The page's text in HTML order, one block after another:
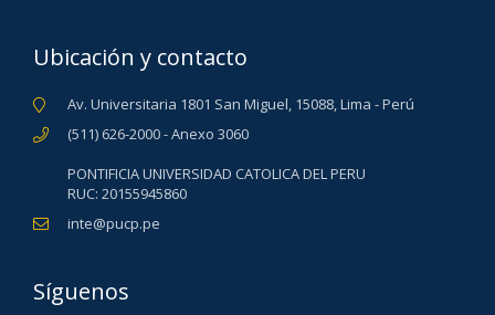
Ubicación y contacto
Av. Universitaria 1801 San Miguel, 15088, Lima - Perú
(511) 626-2000 - Anexo 3060
PONTIFICIA UNIVERSIDAD CATOLICA DEL PERU
RUC: 20155945860
inte@pucp.pe
Síguenos